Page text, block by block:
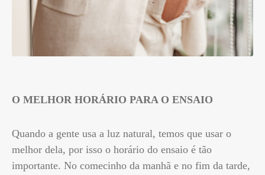
O MELHOR HORÁRIO PARA O ENSAIO
Quando a gente usa a luz natural, temos que usar o
melhor dela, por isso o horário do ensaio é tão
importante. No comecinho da manhã e no fim da tarde,